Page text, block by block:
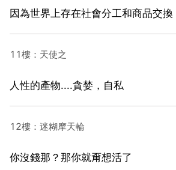
因為世界上存在社會分工和商品交換
11樓：天使之
人性的產物....貪婪，自私
12樓：迷糊摩天輪
你沒錢那？那你就甭想活了